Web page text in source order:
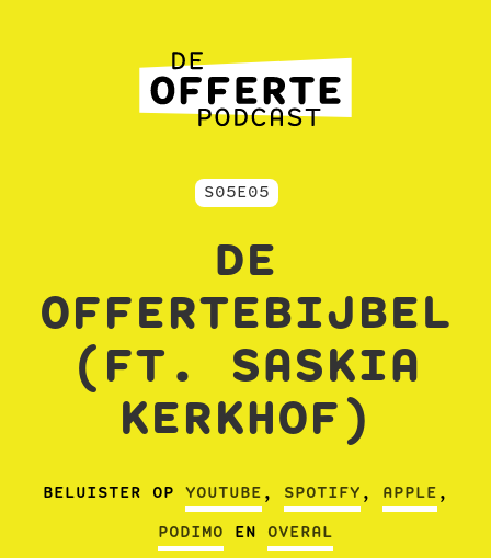
S05E05
DE
OFFERTEBIJBEL
(FT. SASKIA
KERKHOF)
BELUISTER OP YOUTUBE , SPOTIFY , APPLE ,
PODIMO EN OVERAL